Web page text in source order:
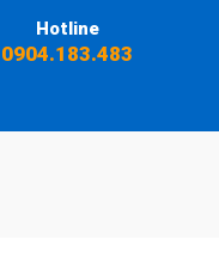
Hotline
0904.183.483